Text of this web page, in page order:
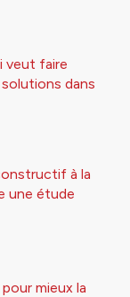
veut faire
dans
à la
une étude
mieux la